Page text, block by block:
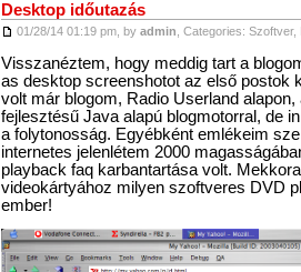
Desktop időutazás
01/28/14 01:19 pm, by admin , Categories: Szoftver,
Visszanéztem, hogy meddig tart a
as desktop screenshotot az első postok
volt már blogom, Radio Userland
fejlesztésű Java alapú blogmotorral, de
a folytonosság. Egyébként emlékeim
internetes jelenlétem 2000
playback faq karbantartása volt.
videokártyához milyen szoftveres DVD
ember!